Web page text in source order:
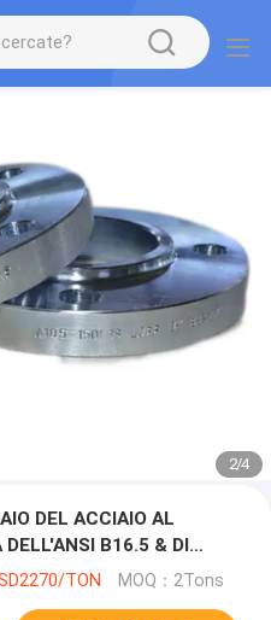
2/4
DEL ACCIAIO AL
B16.5 & DI
WNTON MOQ：2Tons